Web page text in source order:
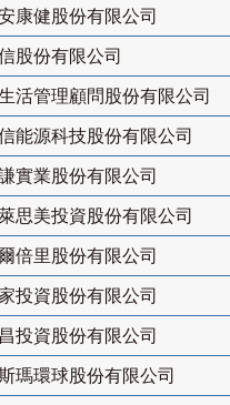
康健股份有限公司
股份有限公司
活管理顧問股份有限公司
能源科技股份有限公司
實業股份有限公司
思美投資股份有限公司
倍里股份有限公司
投資股份有限公司
投資股份有限公司
瑪環球股份有限公司